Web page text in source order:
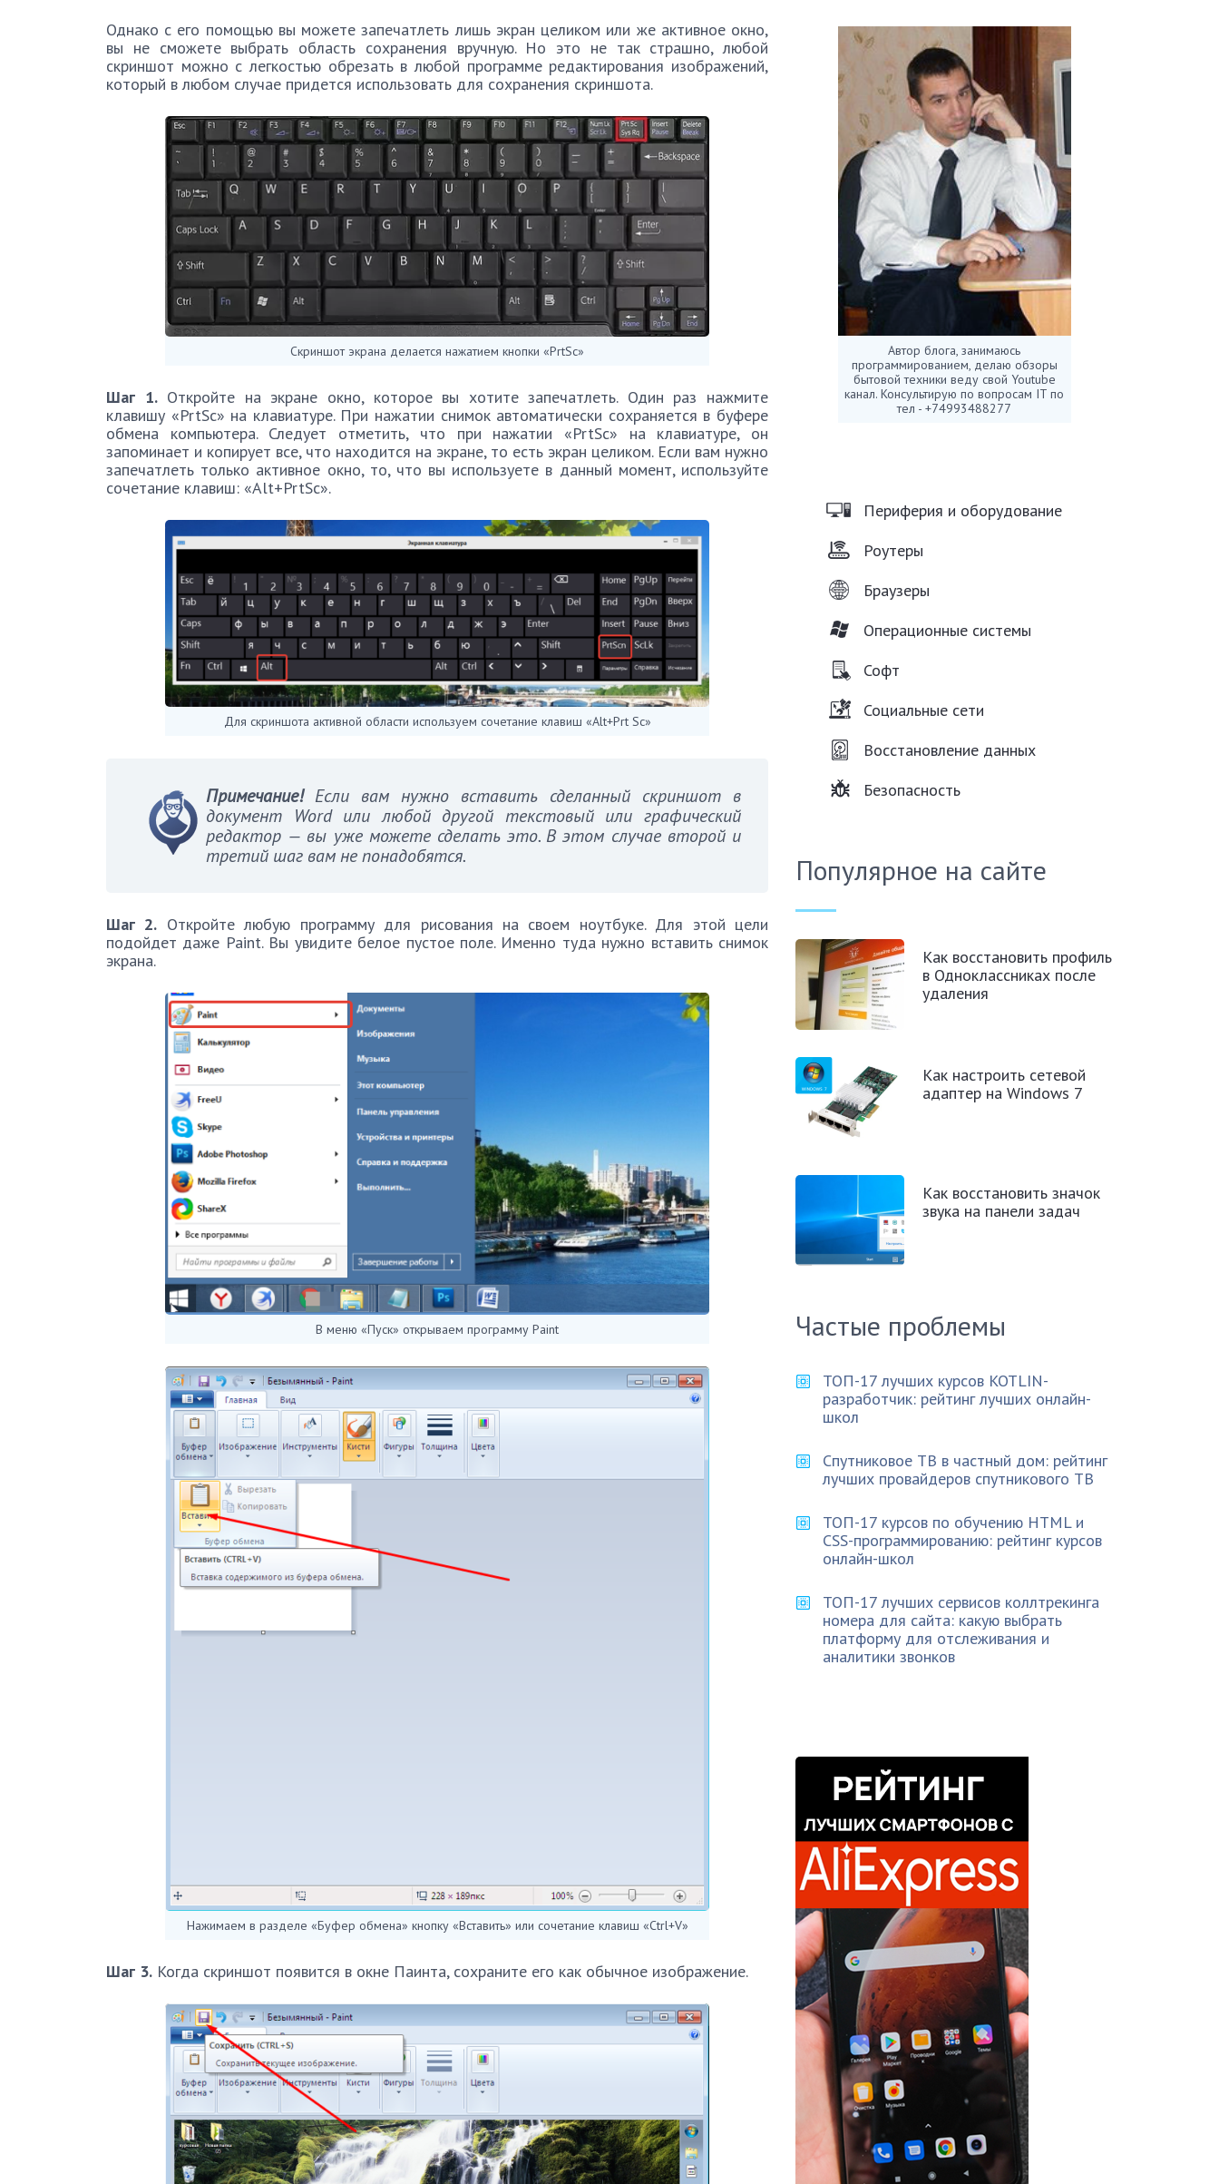
Однако с его помощью вы можете запечатлеть лишь экран целиком или же активное окно,
вы не сможете выбрать область сохранения вручную. Но это не так страшно, любой
скриншот можно с легкостью обрезать в любой программе редактирования изображений,
который в любом случае придется использовать для сохранения скриншота.
Скриншот экрана делается нажатием кнопки «PrtSc»
Шаг 1.Откройте на экране окно, которое вы хотите запечатлеть. Один раз нажмите
клавишу «PrtSc» на клавиатуре. При нажатии снимок автоматически сохраняется в буфере
обмена компьютера. Следует отметить, что при нажатии «PrtSc» на клавиатуре, он
запоминает и копирует все, что находится на экране, то есть экран целиком. Если вам нужно
запечатлеть только активное окно, то, что вы используете в данный момент, используйте
сочетание клавиш: «Alt+PrtSc».
Для скриншота активной области используем сочетание клавиш «Alt+Prt Sc»
Примечание! Если вам нужно вставить сделанный скриншот в
документ Word или любой другой текстовый или графический
редактор — вы уже можете сделать это. В этом случае второй и
третий шаг вам не понадобятся.
Шаг 2. Откройте любую программу для рисования на своем ноутбуке. Для этой цели
подойдет даже Paint. Вы увидите белое пустое поле. Именно туда нужно вставить снимок
экрана.
В меню «Пуск» открываем программу Paint
Нажимаем в разделе «Буфер обмена» кнопку «Вставить» или сочетание клавиш «Ctrl+V»
Шаг 3. Когда скриншот появится в окне Паинта, сохраните его как обычное изображение.
Автор блога, занимаюсь
программированием, делаю обзоры
бытовой техники веду свой Youtube
канал. Консультирую по вопросам IT по
тел - +74993488277
Периферия и оборудование
Роутеры
Браузеры
Операционные системы
Софт
Социальные сети
Восстановление данных
Безопасность
Популярное на сайте
Как восстановить профиль
в Одноклассниках после
удаления
Как настроить сетевой
адаптер на Windows 7
Как восстановить значок
звука на панели задач
Частые проблемы
ТОП-17 лучших курсов KOTLIN-
разработчик: рейтинг лучших онлайн-
школ
Спутниковое ТВ в частный дом: рейтинг
лучших провайдеров спутникового ТВ
ТОП-17 курсов по обучению HTML и
CSS-программированию: рейтинг курсов
онлайн-школ
ТОП-17 лучших сервисов коллтрекинга
номера для сайта: какую выбрать
платформу для отслеживания и
аналитики звонков